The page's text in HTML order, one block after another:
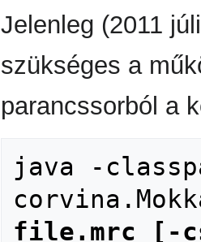
Jelenleg (2011
szükséges a
parancssorból a
java -
file.mrc
[-